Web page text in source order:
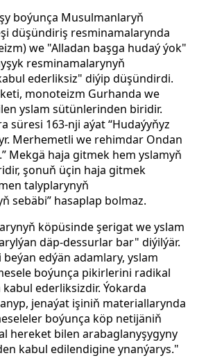
boýunça Musulmanlaryň
düşündiriş resminamalarynda
we "Alladan başga hudaý ýok"
resminamalarynyň
ederliksiz" diýip düşündirdi.
monoteizm Gurhanda we
yslam sütünlerinden biridir.
süresi 163-nji aýat “Hudaýyňyz
Merhemetli we rehimdar Ondan
Mekgä haja gitmek hem yslamyň
şonuň üçin haja gitmek
talyplarynyň
sebäbi” hasaplap bolmaz.
köpüsinde şerigat we yslam
däp-dessurlar bar" diýilýär.
beýan edýän adamlary, yslam
boýunça pikirlerini radikal
ederliksizdir. Ýokarda
jenaýat işiniň materiallarynda
boýunça köp netijäniň
hereket bilen arabaglanyşygyny
kabul edilendigine ynanýarys."